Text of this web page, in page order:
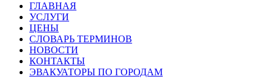
ГЛАВНАЯ
УСЛУГИ
ЦЕНЫ
СЛОВАРЬ ТЕРМИНОВ
НОВОСТИ
КОНТАКТЫ
ЭВАКУАТОРЫ ПО ГОРОДАМ